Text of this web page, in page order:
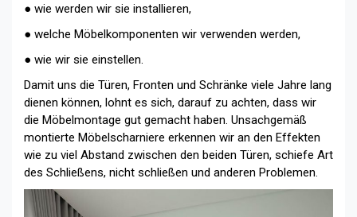
● wie werden wir sie installieren,
● welche Möbelkomponenten wir verwenden werden,
● wie wir sie einstellen.
Damit uns die Türen, Fronten und Schränke viele Jahre lang
dienen können, lohnt es sich, darauf zu achten, dass wir
die Möbelmontage gut gemacht haben. Unsachgemäß
montierte Möbelscharniere erkennen wir an den Effekten
wie zu viel Abstand zwischen den beiden Türen, schiefe Art
des Schließens, nicht schließen und anderen Problemen.